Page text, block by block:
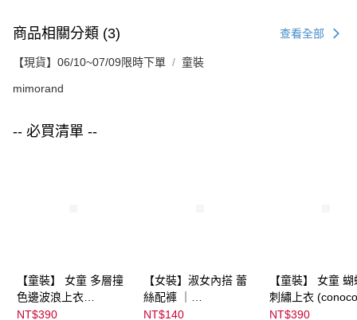
商品相關分類 (3) 查看全部
【現貨】06/10~07/09限時下單 童裝
mimorand
-- 必買清單 --
【童裝】 女童 多層撞
色邊波浪上衣
(futafuta) ｜
NT$390
【女裝】淑女內搭 蕾
絲配褲 ｜
04303C05372000002
NT$140
【童裝】 女童
刺繡上衣
NT$390